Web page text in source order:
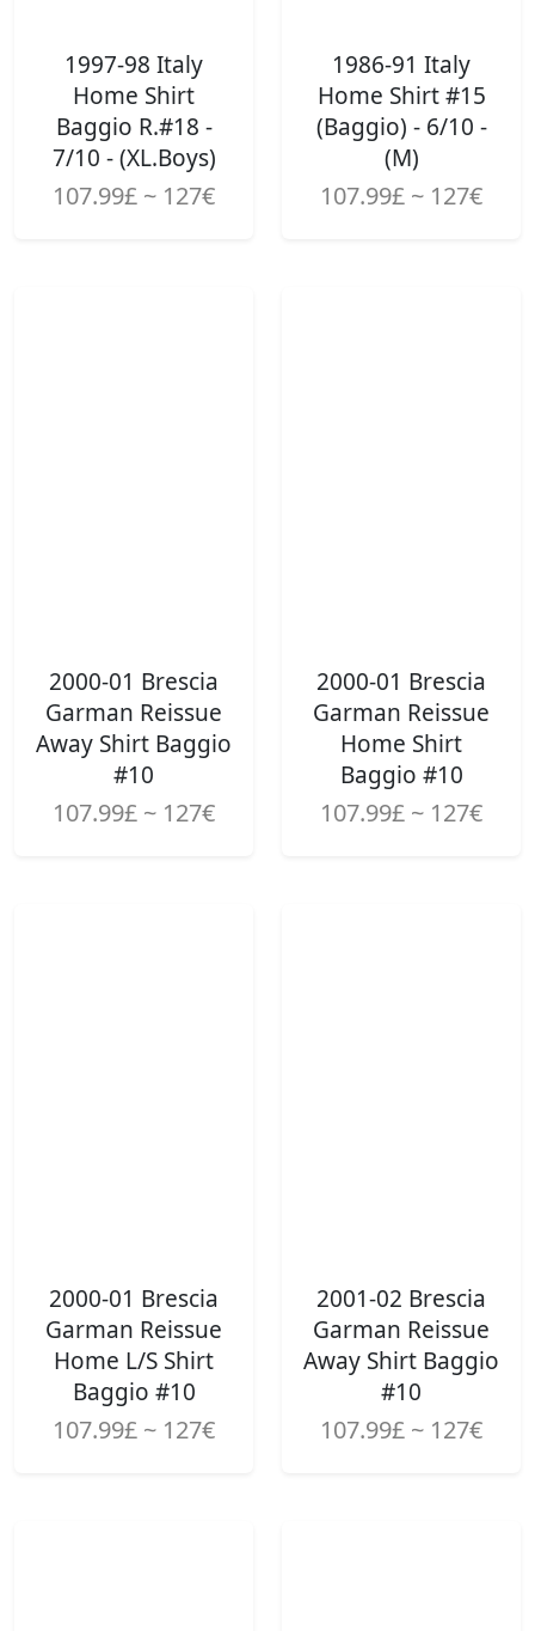
1997-98 Italy
Home Shirt
Baggio R.#18 -
7/10 - (XL.Boys)
107.99£ ~ 127€
1986-91 Italy
Home Shirt #15
(Baggio) - 6/10 -
(M)
107.99£ ~ 127€
2000-01 Brescia
Garman Reissue
Away Shirt Baggio
#10
107.99£ ~ 127€
2000-01 Brescia
Garman Reissue
Home Shirt
Baggio #10
107.99£ ~ 127€
2000-01 Brescia
Garman Reissue
Home L/S Shirt
Baggio #10
107.99£ ~ 127€
2001-02 Brescia
Garman Reissue
Away Shirt Baggio
#10
107.99£ ~ 127€